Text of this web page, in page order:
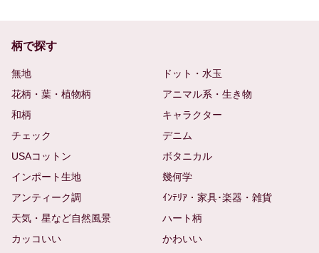
柄で探す
無地
ドット・水玉
花柄・葉・植物柄
アニマル系・生き物
和柄
キャラクター
チェック
デニム
USAコットン
ボタニカル
インポート生地
幾何学
アンティーク調
ｲﾝﾃﾘｱ・家具･楽器・雑貨
天気・星など自然風景
ハート柄
カッコいい
かわいい